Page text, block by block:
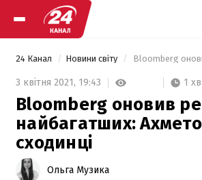
24 Канал Новини світу
3 квітня 2021, 19:43 1 хв
Bloomberg оновив
найбагатших:
сходинці
Ольга Музика